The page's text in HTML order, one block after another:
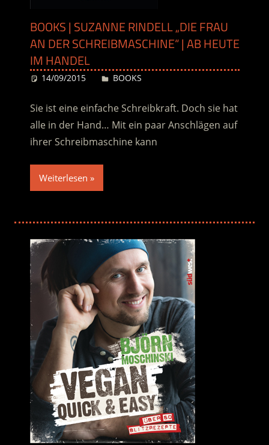
BOOKS | SUZANNE RINDELL „DIE FRAU
AN DER SCHREIBMASCHINE“ | AB HEUTE
IM HANDEL
14/09/2015 Desiree
BOOKS
Sie ist eine einfache Schreibkraft. Doch sie hat
alle in der Hand… Mit ein paar Anschlägen auf
ihrer Schreibmaschine kann
Weiterlesen